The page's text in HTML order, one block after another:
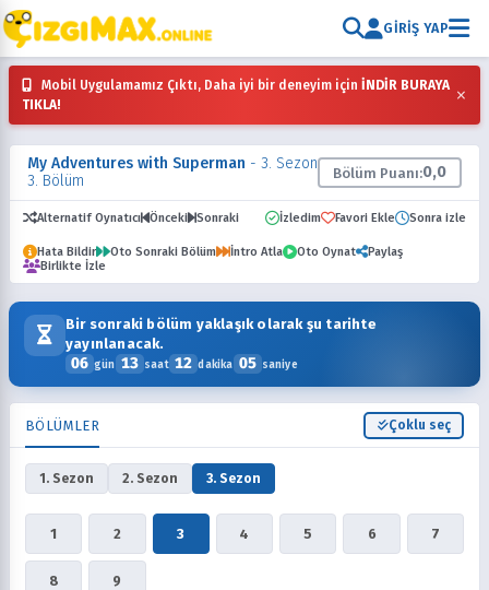
GIRIŞ YAP
Mobil Uygulamamız Çıktı, Daha iyi bir deneyim için İNDİR BURAYA
TIKLA!
×
My Adventures with Superman - 3. Sezon
3. Bölüm
Bölüm Puanı:0,0
Alternatif Oynatıcı Önceki Sonraki İzledim Favori Ekle Sonra izle
Hata Bildir Oto Sonraki Bölüm İntro Atla Oto Oynat
Paylaş
Birlikte İzle
Bir sonraki bölüm yaklaşık olarak şu tarihte
yayınlanacak.
06 gün 13 saat 12 dakika 04 saniye
BÖLÜMLER Çoklu seç
1. Sezon 2. Sezon 3. Sezon
1 2 3 4 5 6 7
8 9